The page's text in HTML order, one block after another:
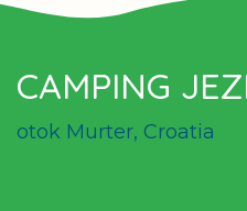
CAMPING
otok Murter, Croatia